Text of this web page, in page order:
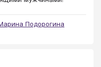
Подорогина